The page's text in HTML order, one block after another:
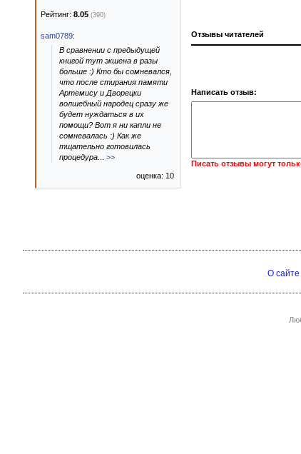
Отзывы читателей
Написать отзыв:
Писать отзывы могут
Рейтинг: 8.05 (390)
sam0789:
В сравнении с предыдущей
книгой тут экшена в разы
больше :) Кто бы сомневался,
что после стирания памяти
Артемису и Дворецки
волшебный народец сразу же
будет нуждаться в их
помощи? Вот я ни капли не
сомневалась :) Как же
тщательно готовилась
процедура
>>
оценка: 10
О сайте